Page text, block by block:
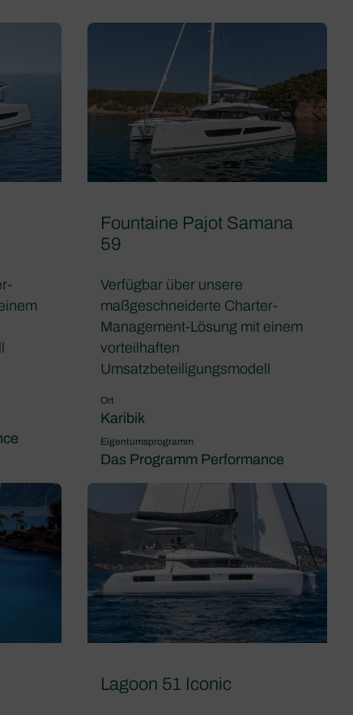
Fountaine Pajot Samana
59
Verfügbar über unsere
maßgeschneiderte Charter-
Management-Lösung mit einem
vorteilhaften
Umsatzbeteiligungsmodell
Ort
Karibik
Eigentumsprogramm
Das Programm Performance
Lagoon 51 Iconic